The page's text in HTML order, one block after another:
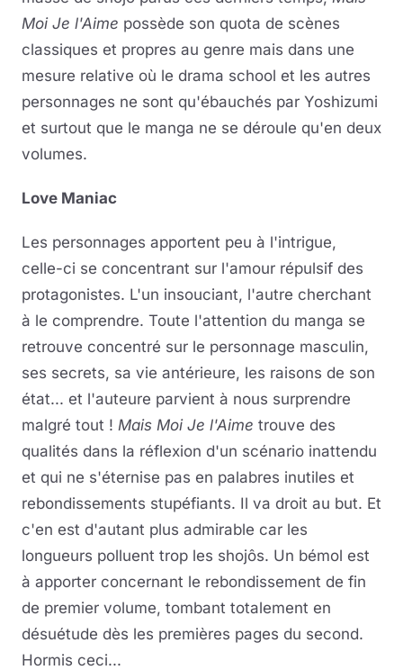
Moi Je l'Aime possède son quota de scènes
classiques et propres au genre mais dans une
mesure relative où le drama school et les autres
personnages ne sont qu'ébauchés par Yoshizumi
et surtout que le manga ne se déroule qu'en deux
volumes.
Love Maniac
Les personnages apportent peu à l'intrigue,
celle-ci se concentrant sur l'amour répulsif des
protagonistes. L'un insouciant, l'autre cherchant
à le comprendre. Toute l'attention du manga se
retrouve concentré sur le personnage masculin,
ses secrets, sa vie antérieure, les raisons de son
état... et l'auteure parvient à nous surprendre
malgré tout ! Mais Moi Je l'Aime trouve des
qualités dans la réflexion d'un scénario inattendu
et qui ne s'éternise pas en palabres inutiles et
rebondissements stupéfiants. Il va droit au but. Et
c'en est d'autant plus admirable car les
longueurs polluent trop les shojôs. Un bémol est
à apporter concernant le rebondissement de fin
de premier volume, tombant totalement en
désuétude dès les premières pages du second.
Hormis ceci...